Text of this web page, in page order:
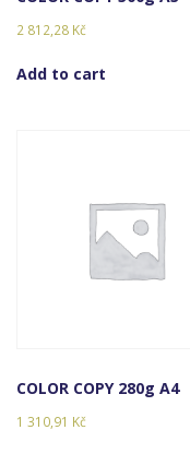
2 812,28 Kč
Add to cart
COLOR COPY 280g A4
1 310,91 Kč